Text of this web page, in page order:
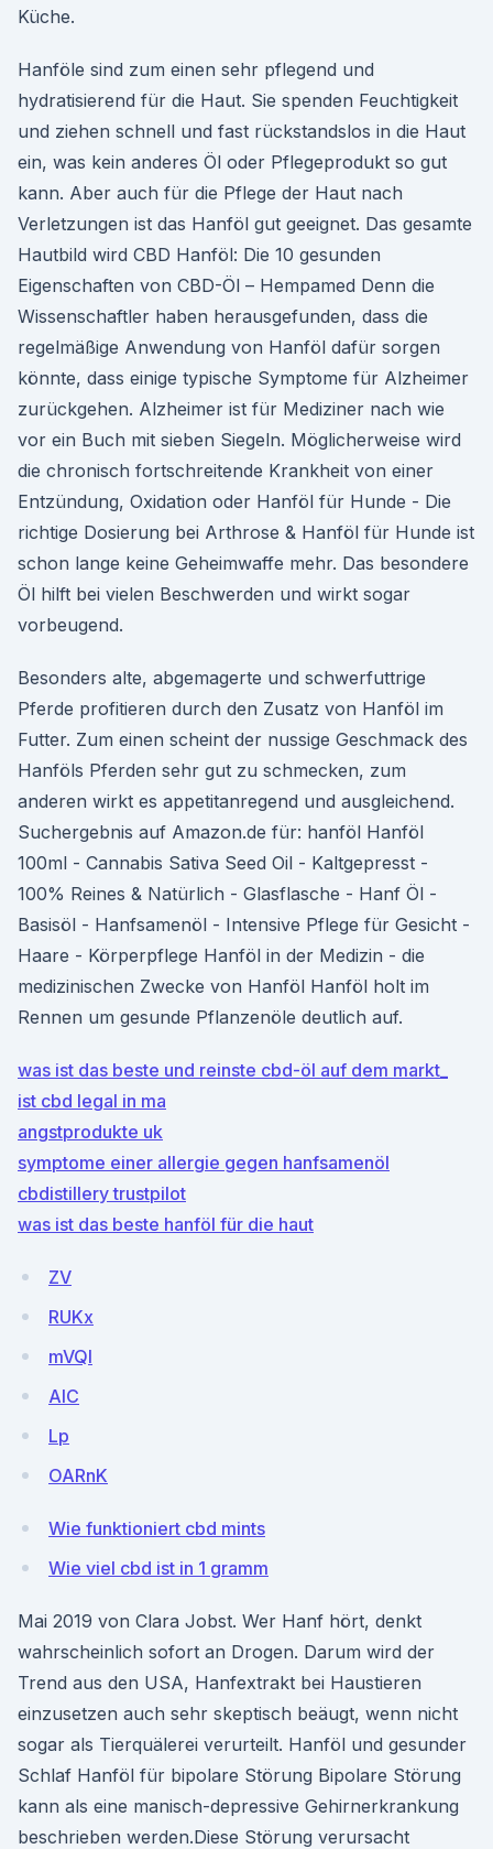
Küche.
Hanföle sind zum einen sehr pflegend und
hydratisierend für die Haut. Sie spenden Feuchtigkeit
und ziehen schnell und fast rückstandslos in die Haut
ein, was kein anderes Öl oder Pflegeprodukt so gut
kann. Aber auch für die Pflege der Haut nach
Verletzungen ist das Hanföl gut geeignet. Das gesamte
Hautbild wird CBD Hanföl: Die 10 gesunden
Eigenschaften von CBD-Öl – Hempamed Denn die
Wissenschaftler haben herausgefunden, dass die
regelmäßige Anwendung von Hanföl dafür sorgen
könnte, dass einige typische Symptome für Alzheimer
zurückgehen. Alzheimer ist für Mediziner nach wie
vor ein Buch mit sieben Siegeln. Möglicherweise wird
die chronisch fortschreitende Krankheit von einer
Entzündung, Oxidation oder Hanföl für Hunde - Die
richtige Dosierung bei Arthrose & Hanföl für Hunde ist
schon lange keine Geheimwaffe mehr. Das besondere
Öl hilft bei vielen Beschwerden und wirkt sogar
vorbeugend.
Besonders alte, abgemagerte und schwerfuttrige
Pferde profitieren durch den Zusatz von Hanföl im
Futter. Zum einen scheint der nussige Geschmack des
Hanföls Pferden sehr gut zu schmecken, zum
anderen wirkt es appetitanregend und ausgleichend.
Suchergebnis auf Amazon.de für: hanföl Hanföl
100ml - Cannabis Sativa Seed Oil - Kaltgepresst -
100% Reines & Natürlich - Glasflasche - Hanf Öl -
Basisöl - Hanfsamenöl - Intensive Pflege für Gesicht -
Haare - Körperpflege Hanföl in der Medizin - die
medizinischen Zwecke von Hanföl Hanföl holt im
Rennen um gesunde Pflanzenöle deutlich auf.
was ist das beste und reinste cbd-öl auf dem markt_
ist cbd legal in ma
angstprodukte uk
symptome einer allergie gegen hanfsamenöl
cbdistillery trustpilot
was ist das beste hanföl für die haut
ZV
RUKx
mVQl
AIC
Lp
OARnK
Wie funktioniert cbd mints
Wie viel cbd ist in 1 gramm
Mai 2019 von Clara Jobst. Wer Hanf hört, denkt
wahrscheinlich sofort an Drogen. Darum wird der
Trend aus den USA, Hanfextrakt bei Haustieren
einzusetzen auch sehr skeptisch beäugt, wenn nicht
sogar als Tierquälerei verurteilt. Hanföl und gesunder
Schlaf Hanföl für bipolare Störung Bipolare Störung
kann als eine manisch-depressive Gehirnerkrankung
beschrieben werden.Diese Störung verursacht